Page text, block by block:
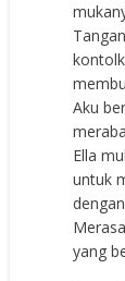
Aku
Ella
untuk
yang